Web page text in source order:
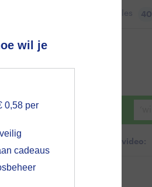
wil je
0,58 per
cadeaus
Files 40
Zoeken in foto & video:
voor